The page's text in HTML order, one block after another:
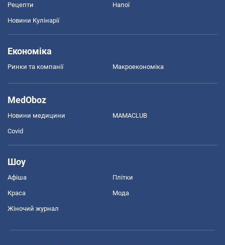
Рецепти Напої
Новини Кулінарії
Економіка
Ринки та компанії Макроекономіка
MedOboz
Новини медицини MAMACLUB
Covid
Шоу
Афіша Плітки
Краса Мода
Жіночий журнал